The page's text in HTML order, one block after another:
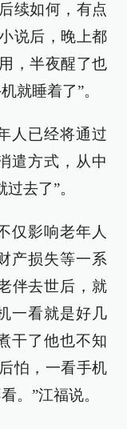
续如何，有点
说后，晚上都
，半夜醒了也
就睡着了”。
人已经将通过
遣方式，从中
去了”。
仅影响老年人
产损失等一系
伴去世后，就
一看就是好几
干了他也不知
怕，一看手机
。”江福说。